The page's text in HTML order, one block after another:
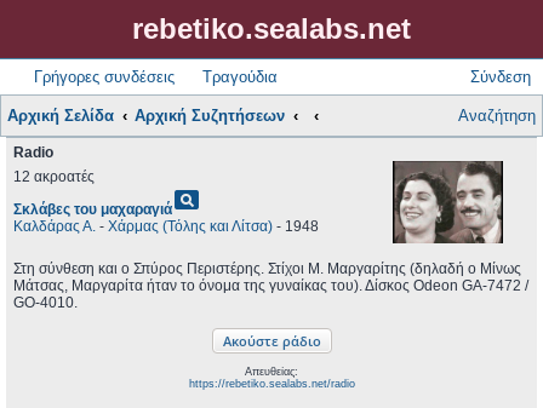
rebetiko.sealabs.net
Γρήγορες συνδέσεις Τραγούδια Σύνδεση
Αρχική Σελίδα Αρχική Συζητήσεων Αναζήτηση
Radio
12 ακροατές
Σκλάβες του μαχαραγιάpageview
Καλδάρας Α. - Χάρμας (Τόλης και Λίτσα) - 1948
Στη σύνθεση και ο Σπύρος Περιστέρης. Στίχοι Μ. Μαργαρίτης (δηλαδή ο Μίνως
Μάτσας, Μαργαρίτα ήταν το όνομα της γυναίκας του). Δίσκος Odeon GA-7472 /
GO-4010.
Απευθείας:
https://rebetiko.sealabs.net/radio